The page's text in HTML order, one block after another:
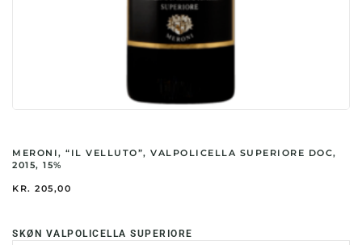
MERONI, “IL VELLUTO”, VALPOLICELLA SUPERIORE DOC,
2015, 15%
KR. 205,00
SKØN VALPOLICELLA SUPERIORE